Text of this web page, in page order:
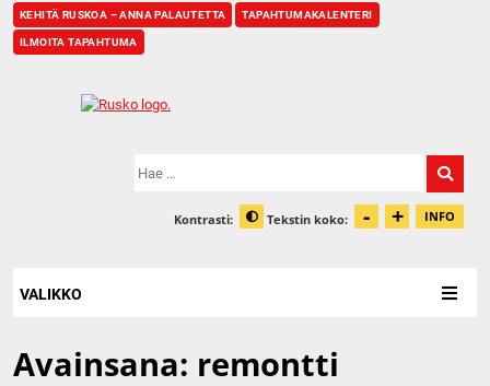
KEHITÄ RUSKOA – ANNA PALAUTETTA TAPAHTUMAKALENTERI
ILMOITA TAPAHTUMA
Hae:
Kontrasti: Muuta kontrastia
Tekstin koko: - + INFO
VALIKKO
Avainsana: remontti